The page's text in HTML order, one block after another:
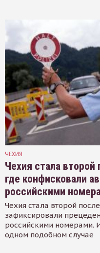
ЧЕХИЯ
Чехия стала второй
где конфисковали
российскими
Чехия стала второй
зафиксировали
российскими номерами.
одном подобном случае